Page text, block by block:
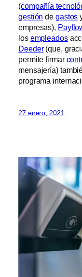
(compañía
gestión de gastos
empresas),
los empleados
Deeder(que,
permite firmar
mensajería)
programa
27 enero, 2021